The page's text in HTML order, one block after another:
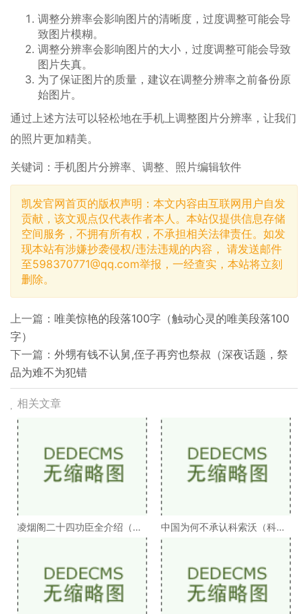
调整分辨率会影响图片的清晰度，过度调整可能会导
致图片模糊。
调整分辨率会影响图片的大小，过度调整可能会导致
图片失真。
为了保证图片的质量，建议在调整分辨率之前备份原
始图片。
通过上述方法可以轻松地在手机上调整图片分辨率，让我们
的照片更加精美。
关键词：手机图片分辨率、调整、照片编辑软件
凯发官网首页的版权声明：本文内容由互联网用户自发
贡献，该文观点仅代表作者本人。本站仅提供信息存储
空间服务，不拥有所有权，不承担相关法律责任。如发
现本站有涉嫌抄袭侵权/违法违规的内容， 请发送邮件
至598370771@qq.com举报，一经查实，本站将立刻
删除。
上一篇： 唯美惊艳的段落100字（触动心灵的唯美段落100
字）
下一篇： 外甥有钱不认舅,侄子再穷也祭叔（深夜话题，祭
品为难不为犯错
相关文章
凌烟阁二十四功臣全介绍（凌
烟阁二十四功臣排
中国为何不承认科索沃（科索
沃为何不被承认）